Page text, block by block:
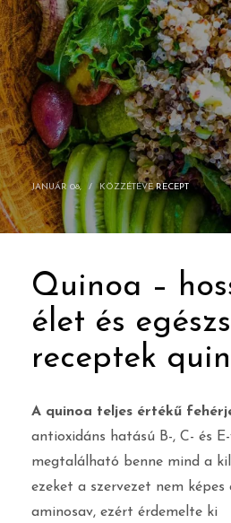
JANUÁR 08, / KÖZZÉTÉVERECEPT
Quinoa –
élet és
receptek
A quinoa teljes értékű
antioxidáns hatású B-, C- és
megtalálható benne mind a
ezeket a szervezet nem képes
aminosav, ezért érdemelte ki